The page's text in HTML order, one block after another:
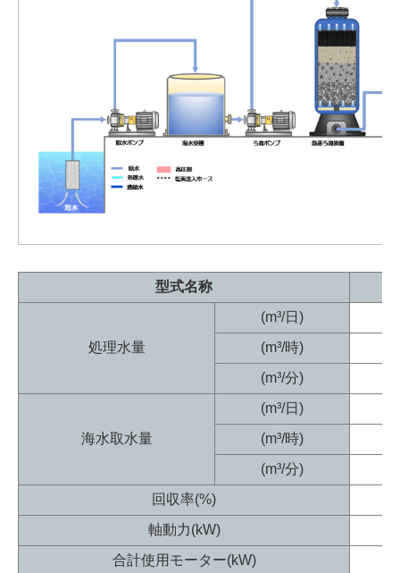
型式名称
処理水量
(m³/日)
(m³/時)
(m³/分)
海水取水量
(m³/日)
(m³/時)
(m³/分)
回収率(%)
軸動力(kW)
合計使用モーター(kW)